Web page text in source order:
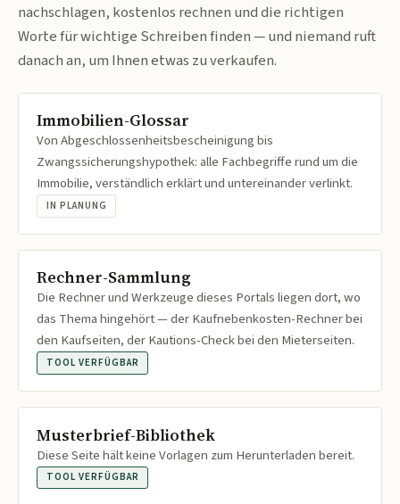
nachschlagen, kostenlos rechnen und die richtigen
Worte für wichtige Schreiben finden — und niemand ruft
danach an, um Ihnen etwas zu verkaufen.
Immobilien-Glossar
Von Abgeschlossenheitsbescheinigung bis
Zwangssicherungshypothek: alle Fachbegriffe rund um die
Immobilie, verständlich erklärt und untereinander verlinkt.
IN PLANUNG
Rechner-Sammlung
Die Rechner und Werkzeuge dieses Portals liegen dort, wo
das Thema hingehört — der Kaufnebenkosten-Rechner bei
den Kaufseiten, der Kautions-Check bei den Mieterseiten.
TOOL VERFÜGBAR
Musterbrief-Bibliothek
Diese Seite hält keine Vorlagen zum Herunterladen bereit.
TOOL VERFÜGBAR